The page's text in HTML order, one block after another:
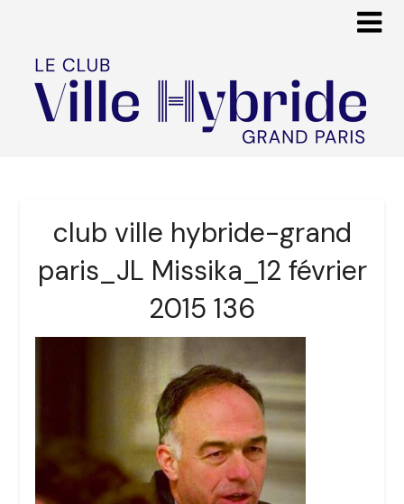
club ville hybride-grand
paris_JL Missika_12 février
2015 136